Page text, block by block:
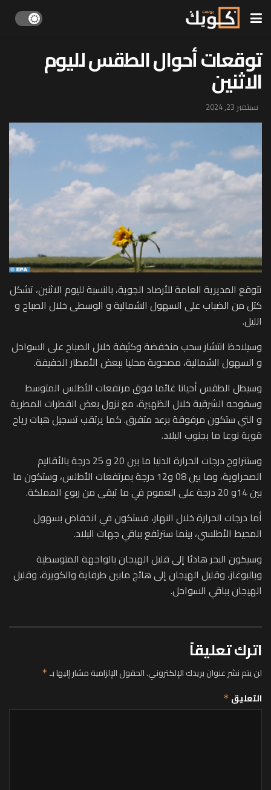
توقعات أحوال الطقس لليوم
الاثنين
سبتمبر 23, 2024
تتوقع المديرية العامة للأرصاد الجوية، بالنسبة لليوم الاثنين، تشكل
كتل من الضباب على السهول الشمالية و الوسطى خلال الصباح و
الليل.
وسيلاحظ انتشار سحب منخفضة وكثيفة خلال الصباح على السواحل
و السهول الشمالية، مصحوبة محليا ببعض الأمطار الخفيفة.
وسيظل الطقس أحيانا غائما فوق مرتفعات الأطلس المتوسط
وسفوحه الشرقية خلال الظهيرة، مع نزول بعض القطرات المطرية
و التي ستكون مرفوقة برعد متفرق. كما يرتقب تسجيل هبات رياح
قوية نوعا ما بجنوب البلاد.
وستتراوح درجات الحرارة الدنيا ما بين 20 و 25 درجة بالأقاليم
الصحراوية، وما بين 08 و12 درجة بمرتفعات الأطلس، وستكون ما
بين 14و 20 درجة على العموم في ما تبقى من ربوع المملكة.
أما درجات الحرارة خلال النهار، فستكون في انخفاض بسهول
المحيط الأطلسي، بينما سترتفع بباقي جهات البلاد.
وسيكون البحر هادئا إلى قليل الهيجان بالواجهة المتوسطية
وبالبوغاز، وقليل الهيجان إلى هائج مابين طرفاية والكويرة، وقليل
الهيجان بباقي السواحل.
اترك تعليقاً
لن يتم نشر عنوان بريدك الإلكتروني.الحقول الإلزامية مشار إليها بـ*
التعليق *